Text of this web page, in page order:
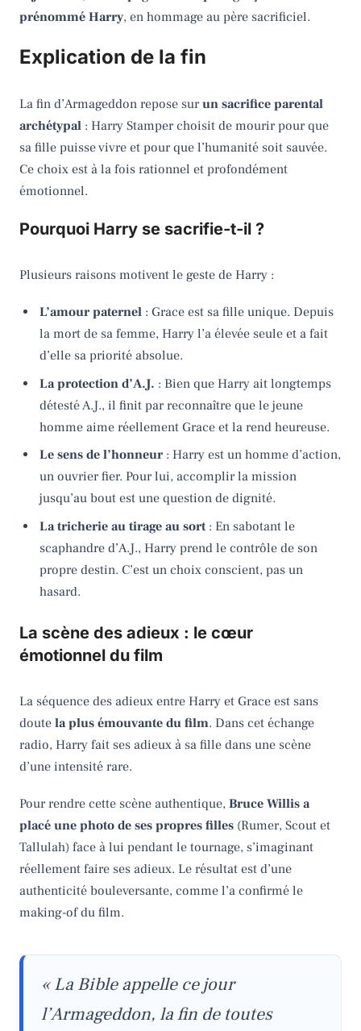
prénommé Harry, en hommage au père sacrificiel.
Explication de la fin
La fin d’Armageddon repose surun sacrifice parental
archétypal : Harry Stamper choisit de mourir pour que
sa fille puisse vivre et pour que l’humanité soit sauvée.
Ce choix est à la fois rationnel et profondément
émotionnel.
Pourquoi Harry se sacrifie-t-il ?
Plusieurs raisons motivent le geste de Harry :
L’amour paternel: Grace est sa fille unique. Depuis
la mort de sa femme, Harry l’a élevée seule et a fait
d’elle sa priorité absolue.
La protection d’A.J. : Bien que Harry ait longtemps
détesté A.J., il finit par reconnaître que le jeune
homme aime réellement Grace et la rend heureuse.
Le sens de l’honneur: Harry est un homme d’action,
un ouvrier fier. Pour lui, accomplir la mission
jusqu’au bout est une question de dignité.
La tricherie au tirage au sort: En sabotant le
scaphandre d’A.J., Harry prend le contrôle de son
propre destin. C’est un choix conscient, pas un
hasard.
La scène des adieux : le cœur
émotionnel du film
La séquence des adieux entre Harry et Grace est sans
doute la plus émouvante du film. Dans cet échange
radio, Harry fait ses adieux à sa fille dans une scène
d’une intensité rare.
Pour rendre cette scène authentique, Bruce Willis a
placé une photo de ses propres filles (Rumer, Scout et
Tallulah) face à lui pendant le tournage, s’imaginant
réellement faire ses adieux. Le résultat est d’une
authenticité bouleversante, comme l’a confirmé le
making-of du film.
« La Bible appelle ce jour
l’Armageddon, la fin de toutes